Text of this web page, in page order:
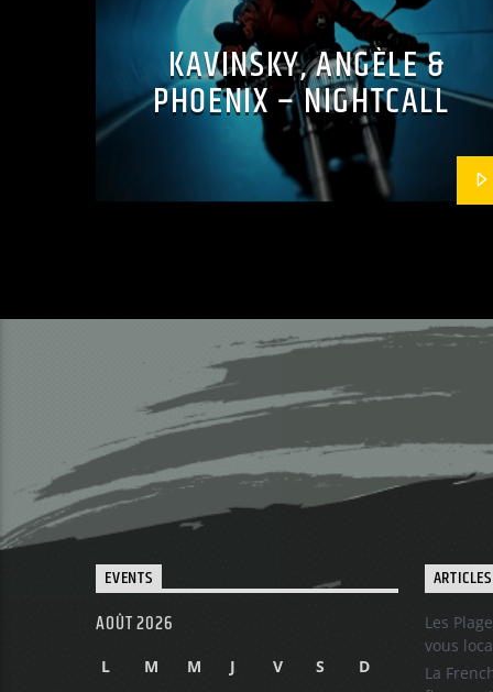
KAVINSKY, ANGÈLE &
PHOENIX – NIGHTCALL
EVENTS
AOÛT 2026
L M M J V S D
Les
vous
La